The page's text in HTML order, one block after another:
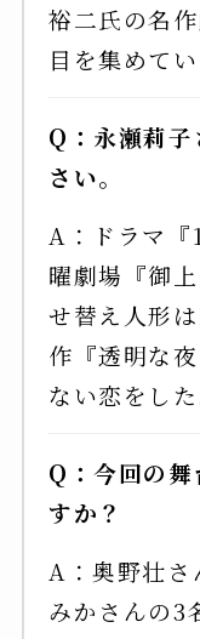
裕二氏の名
目を集めてい
Q：永瀬莉
さい。
A：ドラマ
曜劇場『御
せ替え人形
作『透明な
ない恋をし
Q：今回の
すか？
A：奥野壮
みかさんの3